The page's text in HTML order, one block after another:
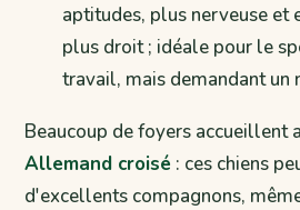
aptitudes, plus nerveuse et
plus droit ; idéale pour le
travail, mais demandant un
Beaucoup de foyers accueillent
Allemand croisé : ces chiens
d'excellents compagnons,